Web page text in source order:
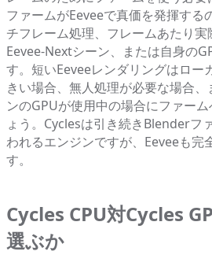
ファームがEeveeで真価を発揮する
チフレーム処理、フレームあたり実
Eevee-Nextシーン、または自身の
す。短いEeveeレンダリングはロー
きい場合、無人処理が必要な場合
ンのGPUが使用中の場合にファー
ょう。Cyclesは引き続きBlenderフ
われるエンジンですが、Eeveeも完
す。
Cycles CPU対Cycles
選ぶか